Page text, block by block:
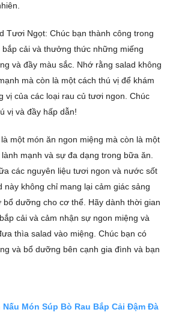
Tươi Ngọt: Chúc bạn thành công trong
cải và thưởng thức những miếng
và đầy màu sắc. Nhớ rằng salad không
mà còn là một cách thú vị để khám
vị của các loại rau củ tươi ngon. Chúc
vị và đầy hấp dẫn!
một món ăn ngon miệng mà còn là một
mạnh và sự đa dạng trong bữa ăn.
các nguyên liệu tươi ngon và nước sốt
này không chỉ mang lại cảm giác sảng
bổ dưỡng cho cơ thể. Hãy dành thời gian
cải và cảm nhận sự ngon miệng và
thìa salad vào miệng. Chúc bạn có
và bổ dưỡng bên cạnh gia đình và bạn
Nấu Món Súp Bò Rau Bắp Cải Đậm Đà